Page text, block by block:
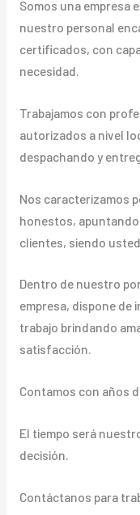
Somos una empresa
nuestro personal
certificados, con
necesidad.
Trabajamos con
autorizados a nivel
despachando y
Nos caracterizamos
honestos,
clientes, siendo
Dentro de nuestro
empresa, dispone de
trabajo brindando
satisfacción.
Contamos con años
El tiempo será
decisión.
Contáctanos para